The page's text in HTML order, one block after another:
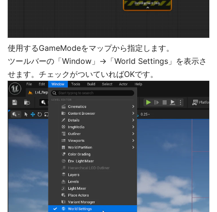
使用するGameModeをマップから指定します。
ツールバーの「Window」→「World Settings」を表示さ
せます。チェックがついていればOKです。